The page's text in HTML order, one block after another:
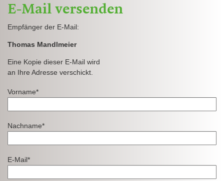
E-Mail versenden
Empfänger der E-Mail:
Thomas Mandlmeier
Eine Kopie dieser E-Mail wird
an Ihre Adresse verschickt.
Vorname*
Nachname*
E-Mail*